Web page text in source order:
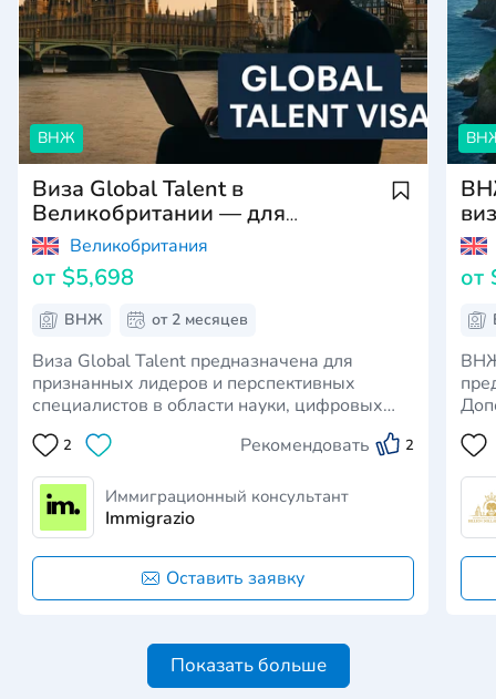
ВНЖ
Виза Global Talent в
Великобритании — для
лидеров в науке, технологиях и
искусстве
Великобритания
от $5,698
ВНЖ от 2 месяцев
Виза Global Talent предназначена для
признанных лидеров и перспективных
специалистов в области науки, цифровых
технологий, искусства и культуры. Она
предоставляет возможность жить и работать
в Великобритании без необходимости
наличия предложения о работе или
2 Рекомендовать 2
Иммиграционный консультант
Immigrazio
Оставить заявку
от
Показать больше